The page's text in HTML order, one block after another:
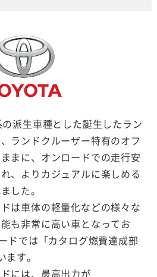
派生車種とした誕生したラン
ランドクルーザー特有のオフ
まに、オンロードでの走行安
、よりカジュアルに楽しめる
した。
は車体の軽量化などの様々な
も非常に高い車となってお
ドでは「カタログ燃費達成部
す。
には、最高出力が